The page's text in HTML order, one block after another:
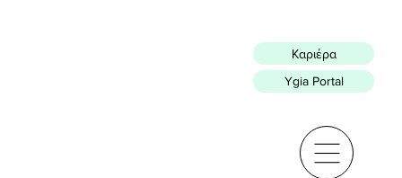
Καριέρα
Ygia Portal